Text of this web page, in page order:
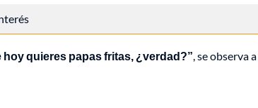
hoy quieres papas fritas, ¿verdad?”, se observa a